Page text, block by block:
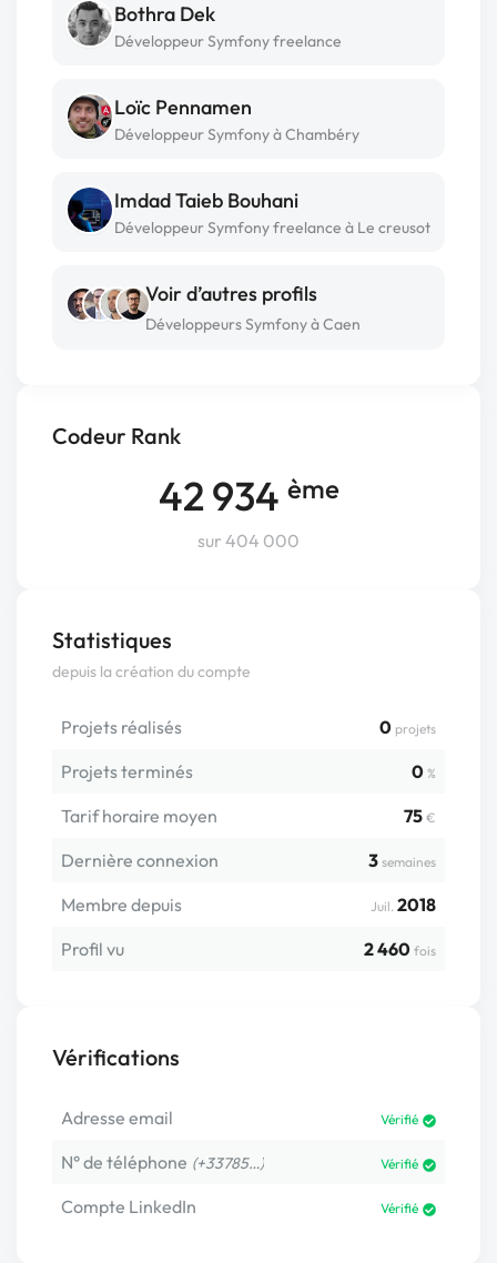
Codeur Rank
42 934 ème
sur 404 000
Statistiques
depuis la création du compte
Projets réalisés 0 projets
Projets terminés 0 %
Tarif horaire moyen 75 €
Dernière connexion 3 semaines
Membre depuis Juil. 2018
Profil vu
2 460 fois
Vérifications
Adresse email Vérifié
N° de téléphone (+33785…) Vérifié
Compte LinkedIn Vérifié
Bothra Dek
Développeur Symfony freelance
Loïc Pennamen
Développeur Symfony à Chambéry
Imdad Taieb Bouhani
Développeur Symfony freelance à Le creusot
Voir d’autres profils
Développeurs Symfony à Caen